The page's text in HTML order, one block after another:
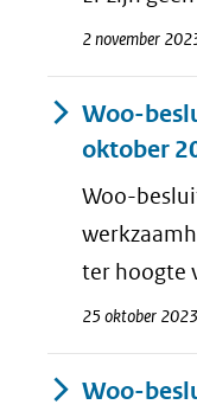
2 november
Woo-
oktober
Woo-
ter hoogte
25 oktober 2023
Woo-